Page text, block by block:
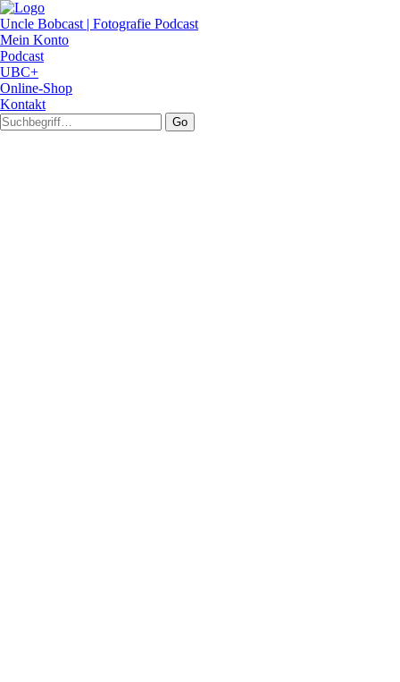
Uncle Bobcast | Fotografie Podcast
Mein Konto
Podcast
UBC+
Online-Shop
Kontakt
Go